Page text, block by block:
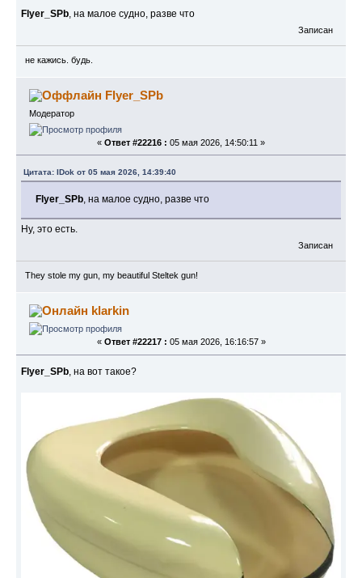
Flyer_SPb, на малое судно, разве что
Записан
не кажись. будь.
Flyer_SPb
Модератор
« Ответ #22216 : 05 мая 2026, 14:50:11 »
Цитата: IDok от 05 мая 2026, 14:39:40
Flyer_SPb, на малое судно, разве что
Ну, это есть.
Записан
They stole my gun, my beautiful Steltek gun!
klarkin
« Ответ #22217 : 05 мая 2026, 16:16:57 »
Flyer_SPb, на вот такое?